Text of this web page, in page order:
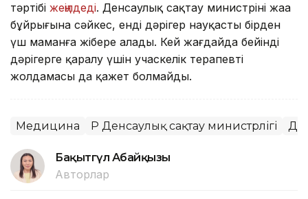
тәртібі жеңілдеді. Денсаулық сақтау министрінің жаңа
бұйрығына сәйкес, енді дәрігер науқасты бірден
үш маманға жібере алады. Кей жағдайда бейінді
дәрігерге қаралу үшін учаскелік терапевтің
жолдамасы да қажет болмайды.
Медицина ҚР Денсаулық сақтау министрлігі
Бақытгүл Абайқызы
Авторлар